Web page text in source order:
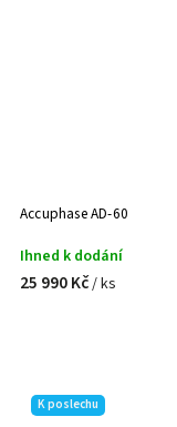
Accuphase AD-60
Ihned k dodání
25 990 Kč/ ks
K poslechu